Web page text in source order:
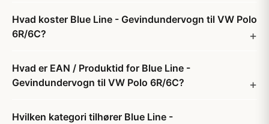
Hvad koster Blue Line - Gevindundervogn til VW Polo
6R/6C?
Hvad er EAN / Produktid for Blue Line -
Gevindundervogn til VW Polo 6R/6C?
Hvilken kategori tilhører Blue Line -